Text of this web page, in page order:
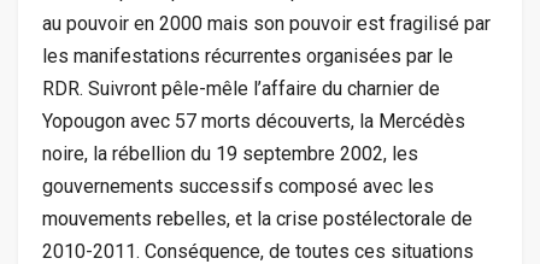
au pouvoir en 2000 mais son pouvoir est fragilisé par
les manifestations récurrentes organisées par le
RDR. Suivront pêle-mêle l’affaire du charnier de
Yopougon avec 57 morts découverts, la Mercédès
noire, la rébellion du 19 septembre 2002, les
gouvernements successifs composé avec les
mouvements rebelles, et la crise postélectorale de
2010-2011. Conséquence, de toutes ces situations